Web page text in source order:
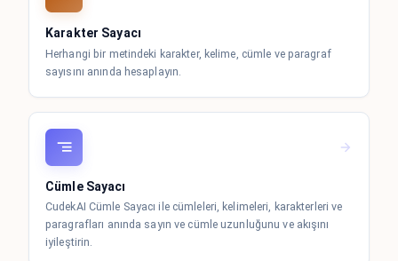
Karakter Sayacı
Herhangi bir metindeki karakter, kelime, cümle ve paragraf
sayısını anında hesaplayın.
Cümle Sayacı
CudekAI Cümle Sayacı ile cümleleri, kelimeleri, karakterleri ve
paragrafları anında sayın ve cümle uzunluğunu ve akışını
iyileştirin.